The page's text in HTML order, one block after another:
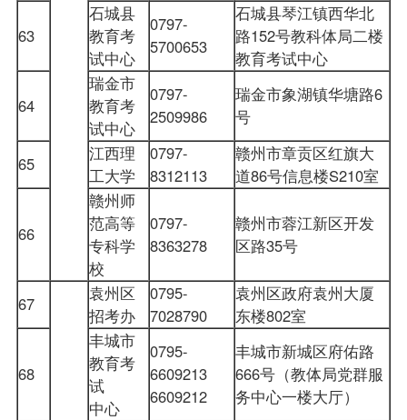
63
石城县
教育考
试中心
0797-
5700653
石城县琴江镇西华北
路152号教科体局二楼
教育考试中心
64
瑞金市
教育考
试中心
0797-
2509986
瑞金市象湖镇华塘路6
号
65
江西理
工大学
0797-
8312113
赣州市章贡区红旗大
道86号信息楼S210室
66
赣州师
范高等
专科学
校
0797-
8363278
赣州市蓉江新区开发
区路35号
67
袁州区
招考办
0795-
7028790
袁州区政府袁州大厦
东楼802室
68
丰城市
教育考
试
中心
0795-
6609213
6609212
丰城市新城区府佑路
666号（教体局党群服
务中心一楼大厅）